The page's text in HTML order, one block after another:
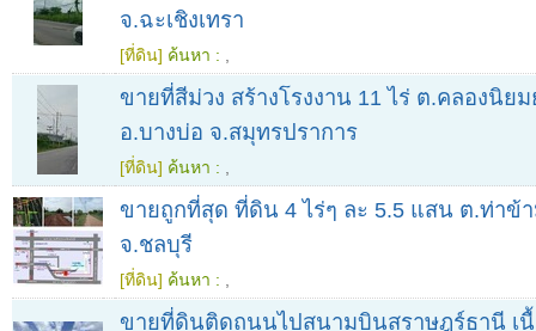
จ.ฉะเชิงเทรา
[ที่ดิน] ค้นหา :
ขายที่สีม่วง สร้างโรงงาน 11 ไร่ ต.คลองนิย
อ.บางบ่อ จ.สมุทรปราการ
[ที่ดิน] ค้นหา :
ขายถูกที่สุด ที่ดิน 4 ไร่ๆ ละ 5.5 แสน ต.ท่าข้
จ.ชลบุรี
[ที่ดิน] ค้นหา :
ขายที่ดินติดถนนไปสนามบินสุราษฎร์ธานี เนื้